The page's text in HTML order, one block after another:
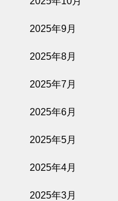
2025年9月
2025年8月
2025年7月
2025年6月
2025年5月
2025年4月
2025年3月